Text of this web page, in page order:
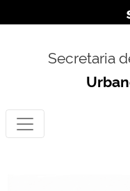
Secretaria